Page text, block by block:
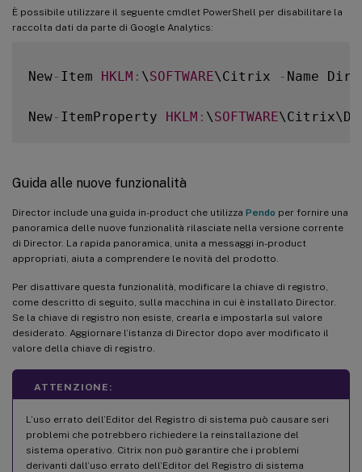
È possibile utilizzare il seguente cmdlet PowerShell per disabilitare la
raccolta dati da parte di Google Analytics:
New- Item HKLM : \SOFTWARE\Citrix - Name
New- ItemProperty HKLM : \SOFTWARE
Guida alle nuove funzionalità
Director include una guida in-product che utilizza Pendo per fornire una
panoramica delle nuove funzionalità rilasciate nella versione corrente
di Director. La rapida panoramica, unita a messaggi in-product
appropriati, aiuta a comprendere le novità del prodotto.
Per disattivare questa funzionalità, modificare la chiave di registro,
come descritto di seguito, sulla macchina in cui è installato Director.
Se la chiave di registro non esiste, crearla e impostarla sul valore
desiderato. Aggiornare l’istanza di Director dopo aver modificato il
valore della chiave di registro.
ATTENZIONE:
L’uso errato dell’Editor del Registro di sistema può causare seri
problemi che potrebbero richiedere la reinstallazione del
sistema operativo. Citrix non può garantire che i problemi
derivanti dall’uso errato dell’Editor del Registro di sistema